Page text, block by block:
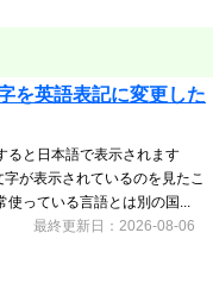
を英語表記に変更した
ると日本語で表示されます
が表示されているのを見たこ
使っている言語とは別の国...
最終更新日：2026-08-06